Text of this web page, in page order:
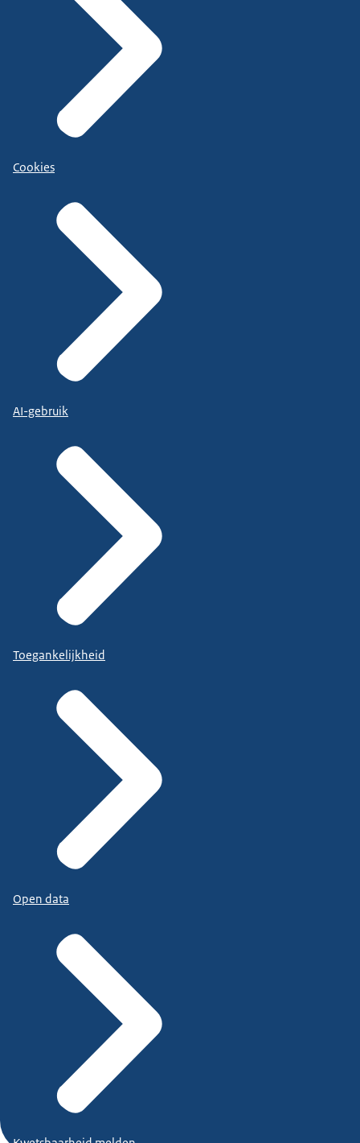
Cookies
AI-gebruik
Toegankelijkheid
Open data